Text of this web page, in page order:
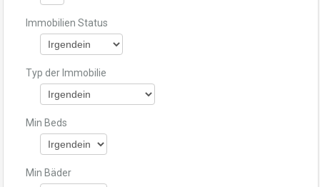
Immobilien Status
Typ der Immobilie
Min Beds
Min Bäder